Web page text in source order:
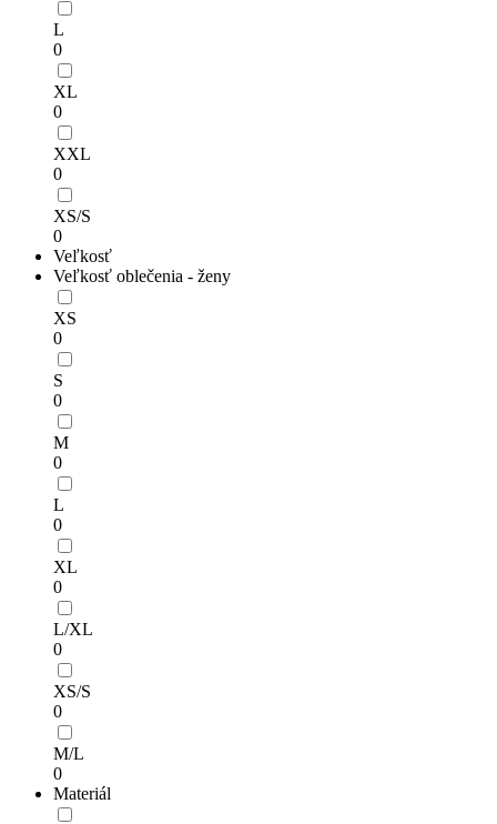
L
0
XL
0
XXL
0
XS/S
0
Veľkosť
Veľkosť oblečenia - ženy
XS
0
S
0
M
0
L
0
XL
0
L/XL
0
XS/S
0
M/L
0
Materiál